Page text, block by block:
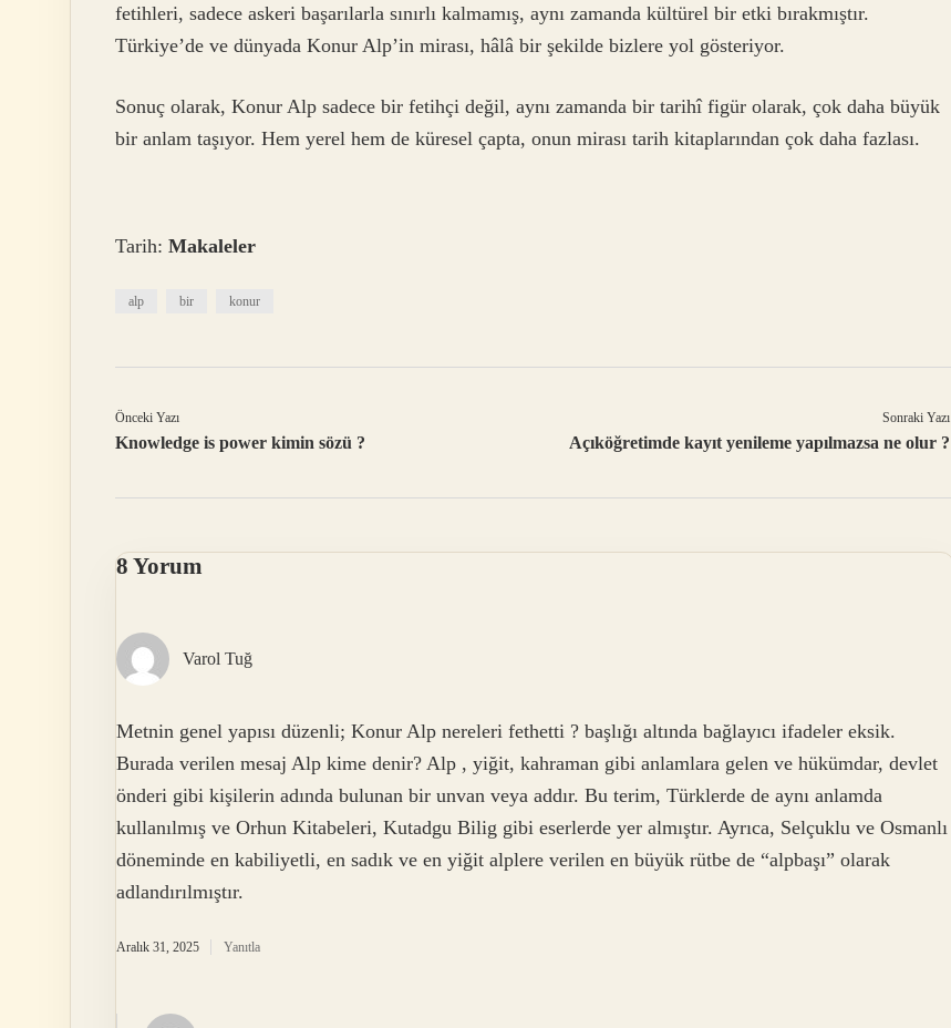
fetihleri, sadece askeri başarılarla sınırlı kalmamış, aynı zamanda kültürel bir etki bırakmıştır.
Türkiye’de ve dünyada Konur Alp’in mirası, hâlâ bir şekilde bizlere yol gösteriyor.
Sonuç olarak, Konur Alp sadece bir fetihçi değil, aynı zamanda bir tarihî figür olarak, çok daha büyük
bir anlam taşıyor. Hem yerel hem de küresel çapta, onun mirası tarih kitaplarından çok daha fazlası.
Tarih: Makaleler
alp bir konur
Önceki Yazı
Knowledge is power kimin sözü ?
Sonraki Yazı
Açıköğretimde kayıt yenileme yapılmazsa ne olur ?
8 Yorum
Varol Tuğ
Metnin genel yapısı düzenli; Konur Alp nereleri fethetti ? başlığı altında bağlayıcı ifadeler eksik.
Burada verilen mesaj Alp kime denir? Alp , yiğit, kahraman gibi anlamlara gelen ve hükümdar, devlet
önderi gibi kişilerin adında bulunan bir unvan veya addır. Bu terim, Türklerde de aynı anlamda
kullanılmış ve Orhun Kitabeleri, Kutadgu Bilig gibi eserlerde yer almıştır. Ayrıca, Selçuklu ve Osmanlı
döneminde en kabiliyetli, en sadık ve en yiğit alplere verilen en büyük rütbe de “alpbaşı” olarak
adlandırılmıştır.
Aralık 31, 2025 Yanıtla